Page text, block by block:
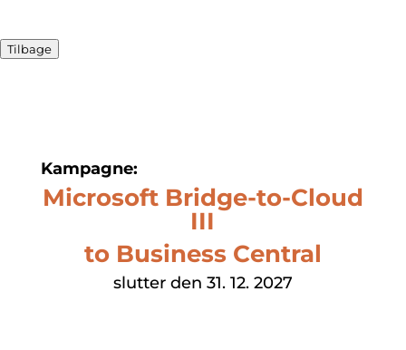
Tilbage
Kampagne:
Microsoft Bridge-to-Cloud
III
to Business Central
slutter den 31. 12. 2027